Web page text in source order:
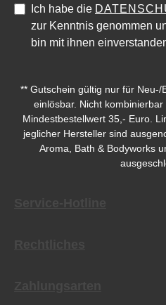
Ich habe die
zur Kenntnis genommen
bin mit ihnen
** Gutschein gültig nur für
einlösbar. Nicht
Mindestbestellwert 35,- Euro.
jeglicher Hersteller sind
Aroma, Bath & Bodyworks